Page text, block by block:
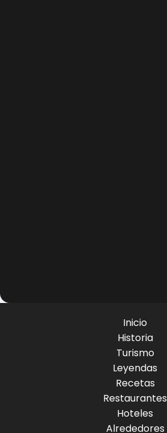
Inicio
Historia
Turismo
Leyendas
Recetas
Restaurantes
Hoteles
Alrededores